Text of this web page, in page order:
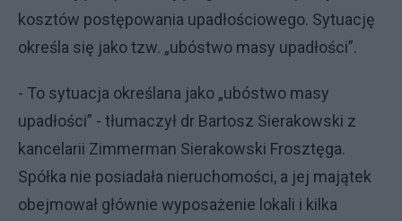
kosztów postępowania upadłościowego. Sytuację
określa się jako tzw. „ubóstwo masy upadłości”.
- To sytuacja określana jako „ubóstwo masy
upadłości” - tłumaczył dr Bartosz Sierakowski z
kancelarii Zimmerman Sierakowski Frosztęga.
Spółka nie posiadała nieruchomości, a jej majątek
obejmował głównie wyposażenie lokali i kilka